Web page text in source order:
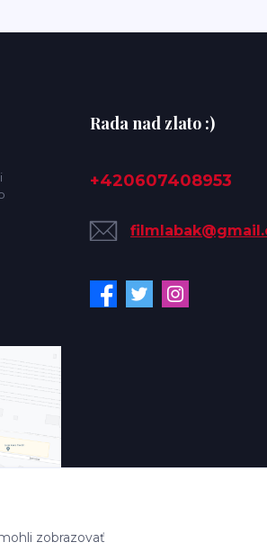
Rada nad zlato :)
+420607408953
zobrazovať